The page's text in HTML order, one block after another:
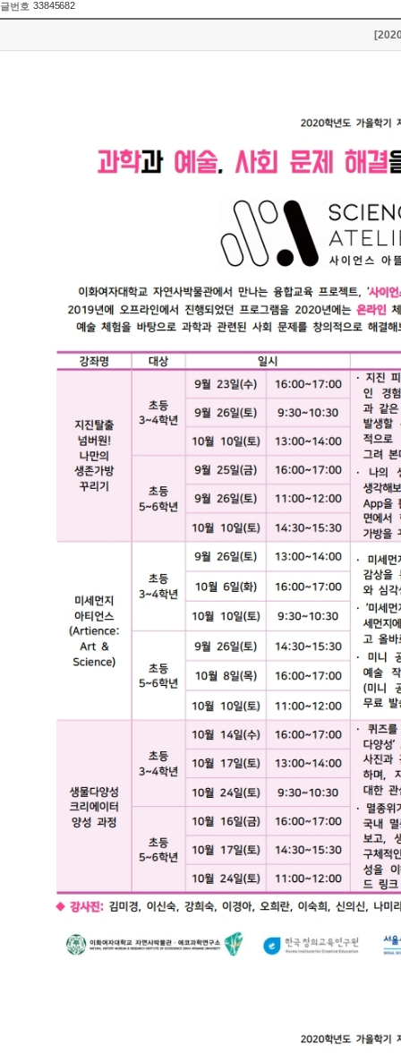
글번호 33845682